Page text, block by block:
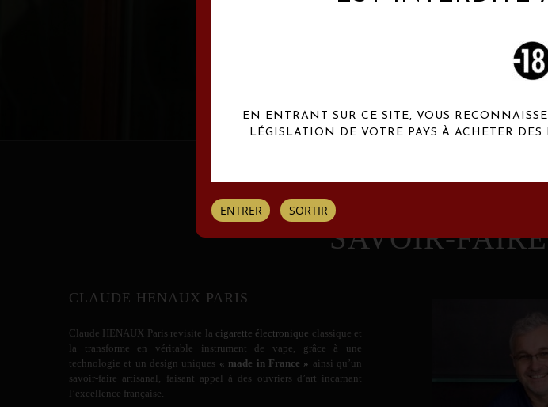
SAVOIR-
CLAUDE HENAUX PARIS
Claude HENAUX Paris revisite la cigarette électronique classique et
la transforme en véritable instrument de vape, grâce à une
technologie et un design uniques « made in France » ainsi qu’un
savoir-faire artisanal, faisant appel à des ouvriers d’art incarnant
l’excellence française.
EN ENTRANT SUR CE SITE, VOUS
LÉGISLATION DE VOTRE PAYS À ACHETER
ENTRER SORTIR